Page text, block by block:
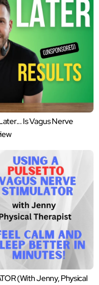
Is Vagus Nerve
(With Jenny, Physical